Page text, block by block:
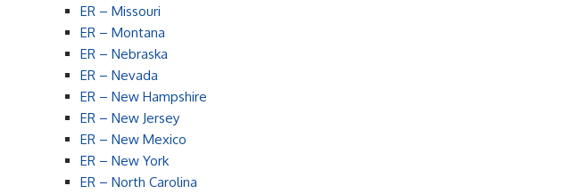
ER – Missouri
ER – Montana
ER – Nebraska
ER – Nevada
ER – New Hampshire
ER – New Jersey
ER – New Mexico
ER – New York
ER – North Carolina